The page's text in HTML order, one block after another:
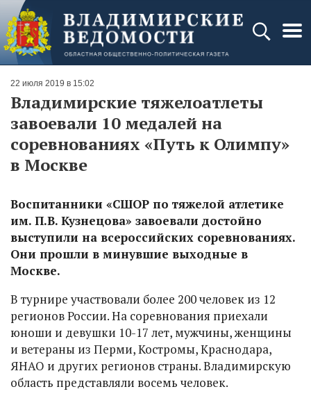
22 июля 2019 в 15:02
Владимирские тяжелоатлеты
завоевали 10 медалей на
соревнованиях «Путь к Олимпу»
в Москве
Воспитанники «СШОР по тяжелой атлетике
им. П.В. Кузнецова» завоевали достойно
выступили на всероссийских соревнованиях.
Они прошли в минувшие выходные в
Москве.
В турнире участвовали более 200 человек из 12
регионов России. На соревнования приехали
юноши и девушки 10-17 лет, мужчины, женщины
и ветераны из Перми, Костромы, Краснодара,
ЯНАО и других регионов страны. Владимирскую
область представляли восемь человек.